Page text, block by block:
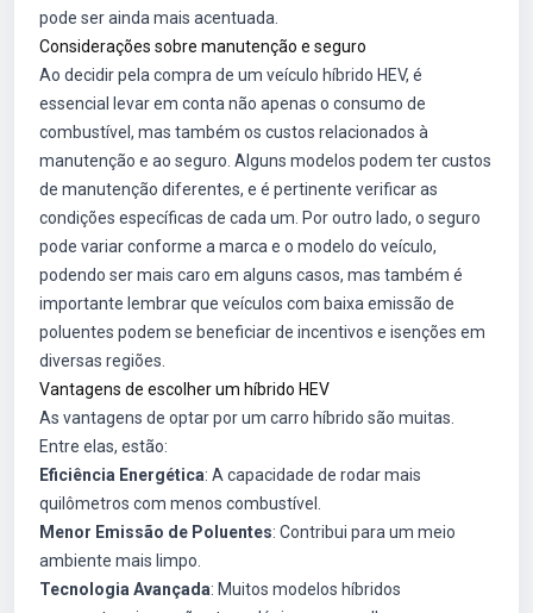
pode ser ainda mais acentuada.
Considerações sobre manutenção e seguro
Ao decidir pela compra de um veículo híbrido HEV, é
essencial levar em conta não apenas o consumo de
combustível, mas também os custos relacionados à
manutenção e ao seguro. Alguns modelos podem ter custos
de manutenção diferentes, e é pertinente verificar as
condições específicas de cada um. Por outro lado, o seguro
pode variar conforme a marca e o modelo do veículo,
podendo ser mais caro em alguns casos, mas também é
importante lembrar que veículos com baixa emissão de
poluentes podem se beneficiar de incentivos e isenções em
diversas regiões.
Vantagens de escolher um híbrido HEV
As vantagens de optar por um carro híbrido são muitas.
Entre elas, estão:
Eficiência Energética: A capacidade de rodar mais
quilômetros com menos combustível.
Menor Emissão de Poluentes: Contribui para um meio
ambiente mais limpo.
Tecnologia Avançada: Muitos modelos híbridos